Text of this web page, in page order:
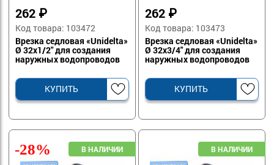
262 ₽
Код товара: 103472
Врезка седловая «Unidelta»
Ø 32х1/2" для создания
наружных водопроводов
КУПИТЬ
262 ₽
Код товара: 103473
Врезка седловая «Unidelta»
Ø 32х3/4" для создания
наружных водопроводов
КУПИТЬ
-28%